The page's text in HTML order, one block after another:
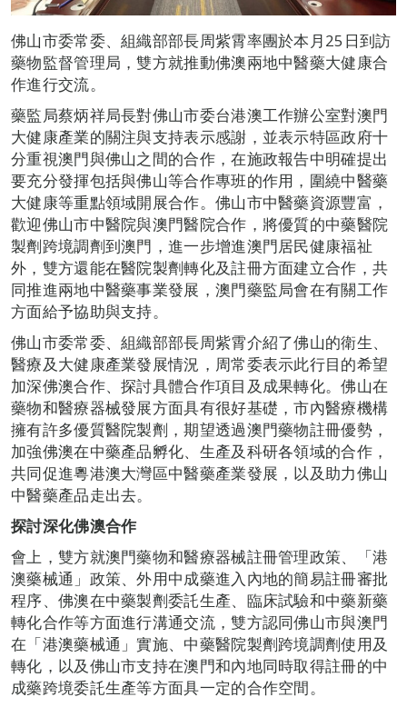
佛山市委常委、組織部部長周紫霄率團於本月25日到訪
藥物監督管理局，雙方就推動佛澳兩地中醫藥大健康合
作進行交流。
藥監局蔡炳祥局長對佛山市委台港澳工作辦公室對澳門
大健康產業的關注與支持表示感謝，並表示特區政府十
分重視澳門與佛山之間的合作，在施政報告中明確提出
要充分發揮包括與佛山等合作專班的作用，圍繞中醫藥
大健康等重點領域開展合作。佛山市中醫藥資源豐富，
歡迎佛山市中醫院與澳門醫院合作，將優質的中藥醫院
製劑跨境調劑到澳門，進一步增進澳門居民健康福祉
外，雙方還能在醫院製劑轉化及註冊方面建立合作，共
同推進兩地中醫藥事業發展，澳門藥監局會在有關工作
方面給予協助與支持。
佛山市委常委、組織部部長周紫霄介紹了佛山的衛生、
醫療及大健康產業發展情況，周常委表示此行目的希望
加深佛澳合作、探討具體合作項目及成果轉化。佛山在
藥物和醫療器械發展方面具有很好基礎，市內醫療機構
擁有許多優質醫院製劑，期望透過澳門藥物註冊優勢，
加強佛澳在中藥產品孵化、生產及科研各領域的合作，
共同促進粵港澳大灣區中醫藥產業發展，以及助力佛山
中醫藥產品走出去。
探討深化佛澳合作
會上，雙方就澳門藥物和醫療器械註冊管理政策、「港
澳藥械通」政策、外用中成藥進入內地的簡易註冊審批
程序、佛澳在中藥製劑委託生產、臨床試驗和中藥新藥
轉化合作等方面進行溝通交流，雙方認同佛山市與澳門
在「港澳藥械通」實施、中藥醫院製劑跨境調劑使用及
轉化，以及佛山市支持在澳門和內地同時取得註冊的中
成藥跨境委託生產等方面具一定的合作空間。